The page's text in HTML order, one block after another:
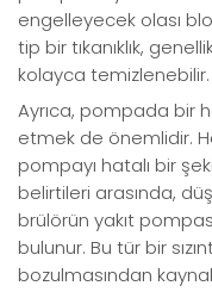
engelleyecek olası
tip bir tıkanıklık,
kolayca temizlenebilir.
Ayrıca, pompada bir
etmek de önemlidir.
pompayı hatalı bir
belirtileri arasında,
brülörün yakıt
bulunur. Bu tür bir
bozulmasından